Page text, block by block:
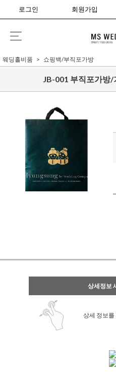
로그인 회원가입
웨딩홀비품 쇼핑백/부직포가방
JB-001 부직포가방
상세정보
상세 정보를